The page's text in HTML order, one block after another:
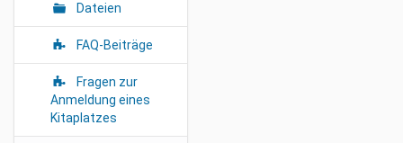
a
o
Dateien
FAQ-Beiträge
Fragen zur
Anmeldung eines
Kitaplatzes